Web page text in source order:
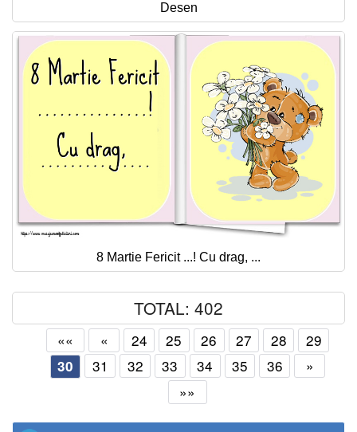
Desen
8 Martie Fericit ...! Cu drag, ...
TOTAL: 402
«« « 24 25 26 27 28 29
30 31 32 33 34 35 36
»
»»